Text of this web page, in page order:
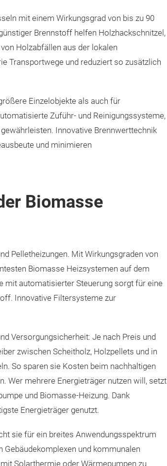
mit einem Wirkungsgrad von bis zu 90
Brennstoff helfen Holzhackschnitzel,
Holzabfällen aus der lokalen
Transportwege und reduziert so zusätzlich
Einzelobjekte als auch für
Zuführ- und Reinigungssysteme,
Innovative Brennwerttechnik
und minimieren
Biomasse
Pelletheizungen. Mit Wirkungsgraden von
Biomasse Heizsystemen auf dem
mit automatisierter Steuerung sorgt für eine
Innovative Filtersysteme zur
Versorgungsicherheit: Je nach Preis und
zwischen Scheitholz, Holzpellets und in
So sparen sie Kosten beim nachhaltigen
Wer mehrere Energieträger nutzen will, setzt
und Biomasse-Heizung. Dank
Energieträger genutzt.
sie für ein breites Anwendungsspektrum
und kommunalen
Solarthermie oder Wärmepumpen zu